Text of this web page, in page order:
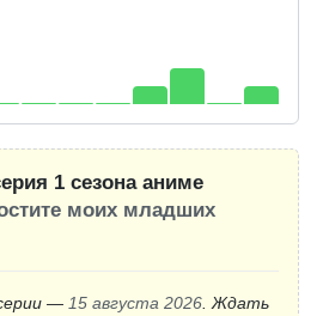
1 сезона аниме
моих младших
— 15 августа 2026 . Ждать